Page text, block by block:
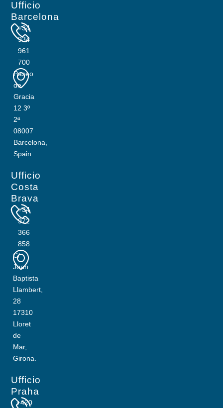
Ufficio
Barcelona
+34
934
961
700
Paseo
de
Gracia
12 3º
2ª
08007
Barcelona,
Spain
Ufficio
Costa
Brava
+34
972
366
858
C/
Joan
Baptista
Llambert,
28
17310
Lloret
de
Mar,
Girona.
Ufficio
Praha
+420